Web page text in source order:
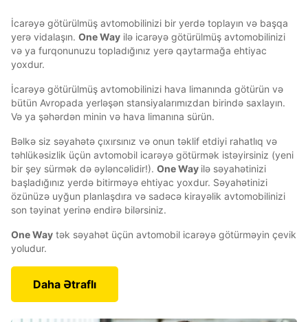
İcarəyə götürülmüş avtomobilinizi bir yerdə toplayın və başqa
yerə vidalaşın. One Way ilə icarəyə götürülmüş avtomobilinizi
və ya furqonunuzu topladığınız yerə qaytarmağa ehtiyac
yoxdur.
İcarəyə götürülmüş avtomobilinizi hava limanında götürün və
bütün Avropada yerləşən stansiyalarımızdan birində saxlayın.
Və ya şəhərdən minin və hava limanına sürün.
Bəlkə siz səyahətə çıxırsınız və onun təklif etdiyi rahatlıq və
təhlükəsizlik üçün avtomobil icarəyə götürmək istəyirsiniz (yeni
bir şey sürmək də əyləncəlidir!). One Way ilə səyahətinizi
başladığınız yerdə bitirməyə ehtiyac yoxdur. Səyahətinizi
özünüzə uyğun planlaşdıra və sadəcə kirayəlik avtomobilinizi
son təyinat yerinə endirə bilərsiniz.
One Way tək səyahət üçün avtomobil icarəyə götürməyin çevik
yoludur.
Daha Ətraflı